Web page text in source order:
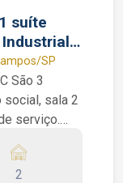
suíte
SP
3
sala 2
serviço.
com torre
2